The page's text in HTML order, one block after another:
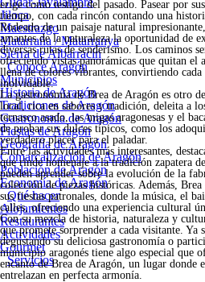
Jiloca
Maestrazgo
Matarraña / Matarranya
Sierra de Albarracín
Conoce Aragón
Municipios
Historia de Aragón
Tradiciones de Aragón
Gastronomía de Aragón
Fiestas de Aragón
Geografía de Aragón
Comarcalización de Aragón
Población de Aragón
Economía de Aragón
Qué hacer
Alojamientos
Restaurantes
Actividades
Gourmet
Servicios
erige como testigo del pasado. Pasear por
tiempo, con cada rincón contando una
Rodeado de un paisaje natural
amantes de la naturaleza la oportunidad de
diversas rutas de senderismo. Los caminos
ofreciendo vistas panorámicas que quitan el
llena de colores vibrantes, convirtiendo cada
inolvidable.
La gastronomía de Brea de Aragón es otro
local, rica en sabores y tradición, deleita a
ternasco asado, las migas aragonesas y el
de probar sus dulces típicos, como los
verdadero placer para el paladar.
Entre las actividades más interesantes,
que rinde homenaje a la tradición zapatera
pueden aprender sobre la evolución de la
colección de piezas históricas. Además,
sus fiestas patronales, donde la música, el
calles, ofreciendo una experiencia cultural
Con su mezcla de historia, naturaleza y
que promete sorprender a cada visitante. Ya
degustando su deliciosa gastronomía o
municipio aragonés tiene algo especial que
encanto de Brea de Aragón, un lugar donde
entrelazan en perfecta armonía.